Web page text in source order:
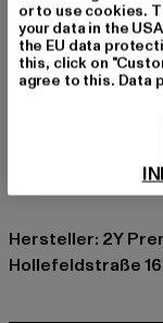
Marke: 2Y
Kat.: Slim Fit Jeans
Farbe: grau
Art.Nr: YY0061-
Hersteller: 2Y
Hollefeldstraße
or to use cookies.
your data in the
the EU data
this, click on
agree to this. Data